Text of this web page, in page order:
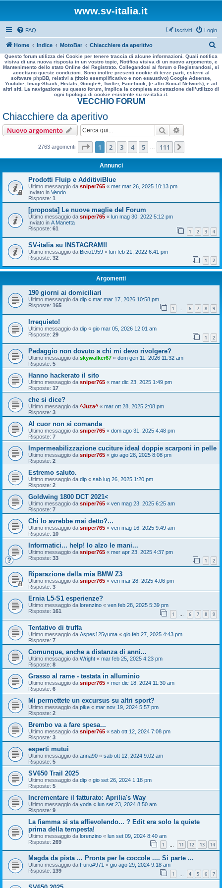
www.sv-italia.it
FAQ Login
Iscriviti
Home Indice MotoBar Chiacchiere da aperitivo
e
r
a
Questo forum utilizza dei Cookie per tenere traccia di alcune informazioni. Quali notifica
visiva di una nuova risposta in un vostro topic, Notifica visiva di un nuovo argomento, e
Mantenimento dello stato Online del Registrato. Collegandosi al forum o Registrandosi, si
accettano queste condizioni. Sono inoltre presenti cookie di terze parti, esterni al
software phpBB, relativi a (titolo esemplificativo e non esaustivo) Google Adsense,
Youtube, ImageShack, Histats, Google+, Twitter, Facebook, (e altri Social Network), e ad
altri siti. La navigazione su questo forum, implica la completa accettazione dell’utilizzo di
ogni tipologia di cookie esistente su sv-italia.it.
VECCHIO FORUM
Chiacchiere da aperitivo
Nuovo argomento Cerca
2763 argomenti Pagina di 111
1 2 3 4 5 111
Annunci
Prodotti Fluip e AdditiviBlue
Ultimo messaggio da sniper765 « mer mar 26, 2025 10:13 pm
Inviato in Vendo
Risposte: 1
[proposta] Le nuove maglie del Forum
Ultimo messaggio da sniper765 « lun mag 30, 2022 5:12 pm
Inviato in A Manetta
Risposte: 61 1 2 3 4
SV-italia su INSTAGRAM!!
Ultimo messaggio da Bicio1959 « lun feb 21, 2022 6:41 pm
Risposte: 32 1 2
Argomenti
190 giorni ai domiciliari
Ultimo messaggio da dip « mar mar 17, 2026 10:58 pm
Risposte: 165 1 … 6 7 8 9
Irrequieto!
Ultimo messaggio da dip « gio mar 05, 2026 12:01 am
Risposte: 29 1 2
Pedaggio non dovuto a chi mi devo rivolgere?
Ultimo messaggio da skywalker67 « dom gen 11, 2026 11:32 am
Risposte: 5
Hanno hackerato il sito
Ultimo messaggio da sniper765 « mar dic 23, 2025 1:49 pm
Risposte: 17
che si dice?
Ultimo messaggio da ^Juza^ « mar ott 28, 2025 2:08 pm
Risposte: 3
Al cuor non si comanda
Ultimo messaggio da sniper765 « dom ago 31, 2025 4:48 pm
Risposte: 7
Impermeabilizzazione cuciture ideal doppie scarponi in pelle
Ultimo messaggio da sniper765 « gio ago 28, 2025 8:08 pm
Risposte: 2
Estremo saluto.
Ultimo messaggio da dip « sab lug 26, 2025 1:20 pm
Risposte: 2
Goldwing 1800 DCT 2021<
Ultimo messaggio da sniper765 « ven mag 23, 2025 6:25 am
Risposte: 7
Chi lo avrebbe mai detto?...
Ultimo messaggio da sniper765 « ven mag 16, 2025 9:49 am
Risposte: 10
Informatici... help! Io alzo le mani...
Ultimo messaggio da sniper765 « mer apr 23, 2025 4:37 pm
Risposte: 33 1 2
Riparazione della mia BMW Z3
Ultimo messaggio da sniper765 « ven mar 28, 2025 4:06 pm
Risposte: 3
Ernia L5-S1 esperienze?
Ultimo messaggio da lorenzino « ven feb 28, 2025 5:39 pm
Risposte: 161 1 … 6 7 8 9
Tentativo di truffa
Ultimo messaggio da Aspes125yuma « gio feb 27, 2025 4:43 pm
Risposte: 7
Comunque, anche a distanza di anni...
Ultimo messaggio da Wright « mar feb 25, 2025 4:23 pm
Risposte: 8
Grasso al rame - testata in alluminio
Ultimo messaggio da sniper765 « mer dic 18, 2024 11:30 am
Risposte: 6
Mi permettete un excursus su altri sport?
Ultimo messaggio da pike « mar nov 19, 2024 5:57 pm
Risposte: 2
Brembo va a fare spesa...
Ultimo messaggio da sniper765 « sab ott 12, 2024 7:08 pm
Risposte: 3
esperti mutui
Ultimo messaggio da anna90 « sab ott 12, 2024 9:02 am
Risposte: 5
SV650 Trail 2025
Ultimo messaggio da dip « gio set 26, 2024 1:18 pm
Risposte: 5
Incrementare il fatturato: Aprilia's Way
Ultimo messaggio da yoda « lun set 23, 2024 8:50 am
Risposte: 9
La fiamma si sta affievolendo... ? Edit era solo la quiete
prima della tempesta!
Ultimo messaggio da lorenzino « lun set 09, 2024 8:40 am
Risposte: 269 1 11 12 13 14
Magda da pista ... Pronta per le coccole .... Si parte ...
Ultimo messaggio da Furio#971 « gio ago 29, 2024 9:18 am
Risposte: 139 1 4 5 6 7